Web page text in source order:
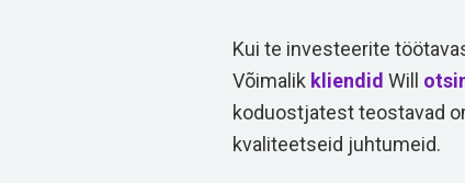
Kui te investeerite
Võimalik kliendid Will
koduostjatest teostavad
kvaliteetseid juhtumeid.